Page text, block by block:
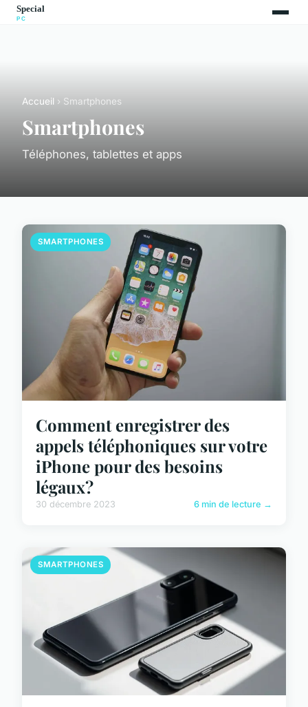
Accueil › Smartphones
Smartphones
Téléphones, tablettes et apps
SMARTPHONES
Comment enregistrer des
appels téléphoniques sur votre
iPhone pour des besoins
légaux?
30 décembre 2023 6 min de lecture →
SMARTPHONES